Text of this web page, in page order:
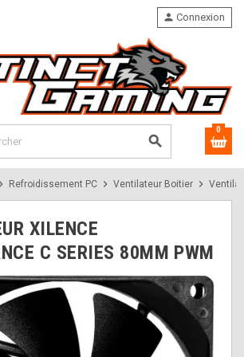
search
person Connexion
0
chevron_right Refroidissement PC chevron_right Ventilateur Boitier chevron_right
XILENCE
C SERIES 80MM PWM